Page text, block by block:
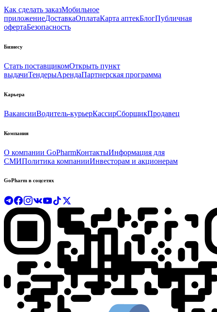
Как сделать заказМобильное
приложениеДоставкаОплатаКарта аптекБлогПубличная
офертаБезопасность
Бизнесу
Стать поставщикомОткрыть пункт
выдачиТендерыАрендаПартнерская программа
Карьера
ВакансииВодитель-курьерКассирСборщикПродавец
Компания
О компании GoPharmКонтактыИнформация для
СМИПолитика компанииИнвесторам и акционерам
GoPharm в соцсетях